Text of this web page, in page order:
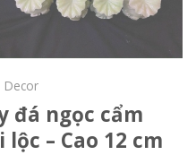
Decor
đá ngọc cẩm
– Cao 12 cm